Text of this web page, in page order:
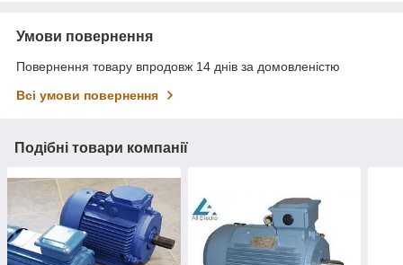
Умови повернення
Повернення товару впродовж 14 днів за домовленістю
Всі умови повернення
Подібні товари компанії